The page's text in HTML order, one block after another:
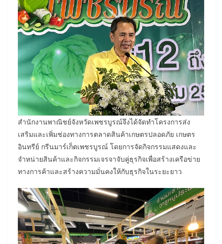
สำนักงานพาณิชย์จังหวัดเพชรบูรณ์จึงได้จัดทำโครงการส่ง
เสริมและเพิ่มช่องทางการตลาดสินค้าเกษตรปลอดภัย เกษตร
อินทรีย์ กรีนมาร์เก็ตเพชรบูรณ์ โดยการจัดกิจกรรมแสดงและ
จำหน่ายสินค้าและกิจกรรมเจรจาจับคู่ธุรกิจเพื่อสร้างเครือข่าย
ทางการค้าและสร้างความมั่นคงให้กับธุรกิจในระยะยาว